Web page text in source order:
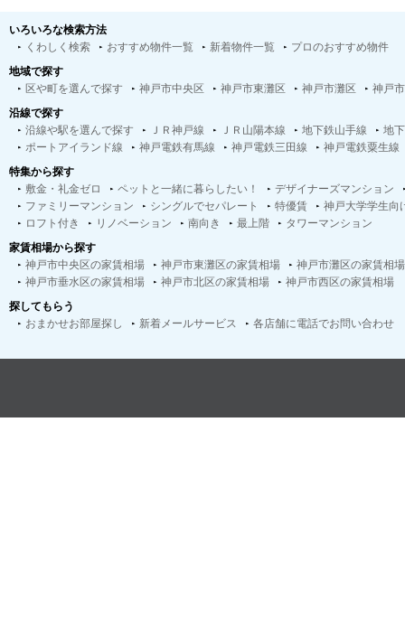
いろいろな検索方法
くわしく検索
おすすめ物件一覧 新着物件一覧
プロのおすすめ物件
地域で探す
区や町を選んで探す
神戸市中央区 神戸市東灘区 神戸市灘区
神戸
沿線で探す
沿線や駅を選んで探す
ＪＲ神戸線 ＪＲ山陽本線 地下鉄山手線
地
ポートアイランド線
神戸電鉄有馬線 神戸電鉄三田線
神戸電鉄粟生線
特集から探す
敷金・礼金ゼロ
ペットと一緒に暮らしたい！
デザイナーズマンション
ファミリーマンション
シングルでセパレート 特優賃
神戸大学学生向
ロフト付き
リノベーション 南向き 最上階
タワーマンション
家賃相場から探す
神戸市中央区の家賃相場
神戸市東灘区の家賃相場
神戸市灘区の家賃相場
神戸市垂水区の家賃相場
神戸市北区の家賃相場
神戸市西区の家賃相場
探してもらう
おまかせお部屋探し
新着メールサービス 各店舗に電話でお問い合わせ